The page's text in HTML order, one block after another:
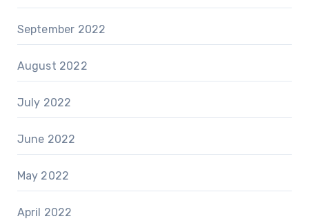
September 2022
August 2022
July 2022
June 2022
May 2022
April 2022